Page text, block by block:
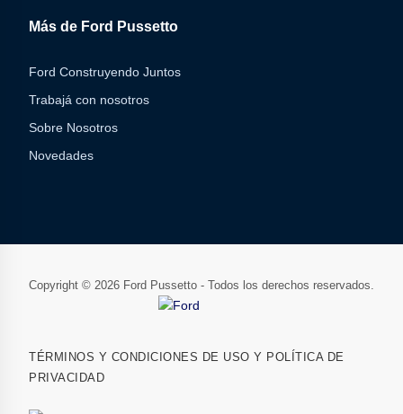
Más de Ford Pussetto
Ford Construyendo Juntos
Trabajá con nosotros
Sobre Nosotros
Novedades
Copyright © 2026 Ford Pussetto - Todos los derechos reservados.
TÉRMINOS Y CONDICIONES DE USO Y POLÍTICA DE
PRIVACIDAD